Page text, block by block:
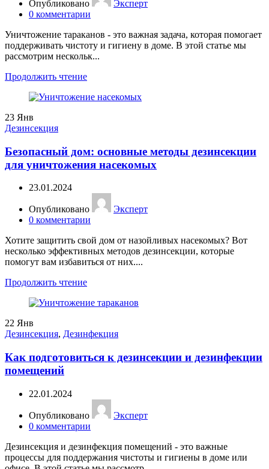
Опубликовано
Эксперт
0 комментарии
Уничтожение тараканов - это важная задача, которая помогает
поддерживать чистоту и гигиену в доме. В этой статье мы
рассмотрим нескольк...
Продолжить чтение
23 Янв
Дезинсекция
Безопасный дом: основные методы дезинсекции
для уничтожения насекомых
23.01.2024
Опубликовано
Эксперт
0 комментарии
Хотите защитить свой дом от назойливых насекомых? Вот
несколько эффективных методов дезинсекции, которые
помогут вам избавиться от них....
Продолжить чтение
22 Янв
Дезинсекция, Дезинфекция
Как подготовиться к дезинсекции и дезинфекции
помещений
22.01.2024
Опубликовано
Эксперт
0 комментарии
Дезинсекция и дезинфекция помещений - это важные
процессы для поддержания чистоты и гигиены в доме или